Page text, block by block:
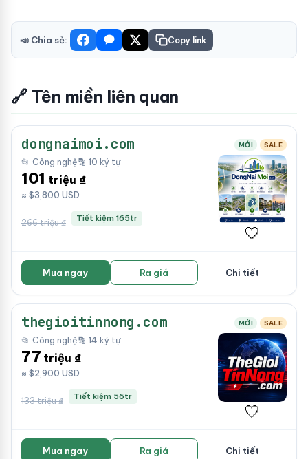
📣 Chia sẻ: Copy link
🔗 Tên miền liên quan
dongnaimoi.com MỚI SALE
📂 Công nghệ🔡 10 ký tự
101 triệu ₫
≈ $3,800 USD
266 triệu ₫ Tiết kiệm 165tr
🤍
Mua ngay Ra giá Chi tiết
thegioitinnong.com MỚI SALE
📂 Công nghệ🔡 14 ký tự
77 triệu ₫
≈ $2,900 USD
133 triệu ₫ Tiết kiệm 56tr
🤍
Mua ngay Ra giá Chi tiết